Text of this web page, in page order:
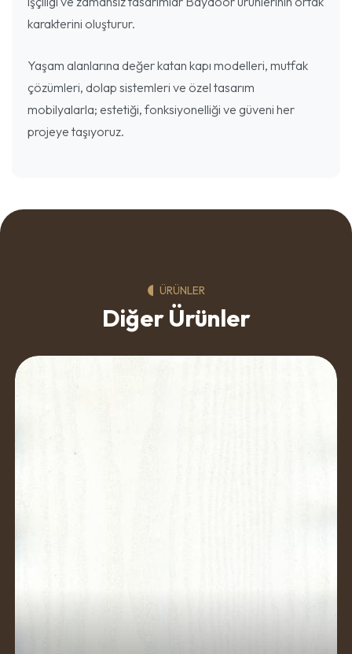
karakterini oluşturur.
Yaşam alanlarına değer katan kapı modelleri, mutfak
çözümleri, dolap sistemleri ve özel tasarım
mobilyalarla; estetiği, fonksiyonelliği ve güveni her
projeye taşıyoruz.
ÜRÜNLER
Diğer Ürünler